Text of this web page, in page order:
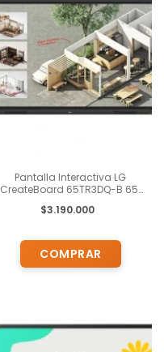
Pantalla Interactiva LG
CreateBoard 65TR3DQ-B 65"
$3.190.000